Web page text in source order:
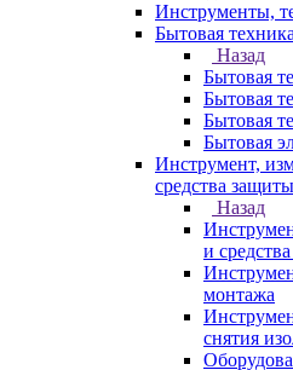
Инструменты,
Бытовая
Назад
Бытовая
Бытовая
Бытовая
Бытовая
Инструмент,
средства защиты
Назад
и
монтажа
снятия